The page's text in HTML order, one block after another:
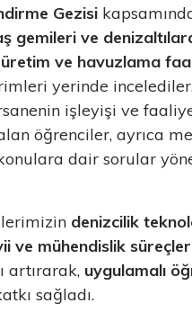
Gezisi
gemileri ve
üretim ve havuzlama
yerinde
işleyişi ve
öğrenciler, ayrıca
dair sorular
denizcilik
ve mühendislik
artırarak, uygulamalı
sağladı.